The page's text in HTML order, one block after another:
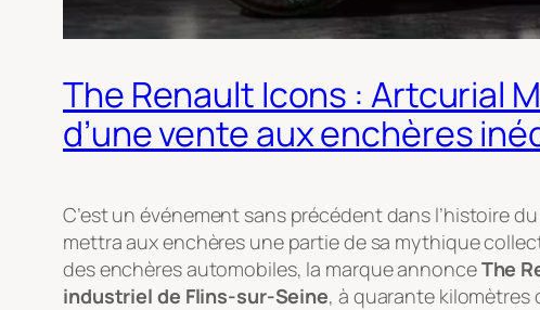
The Renault Icons : Artcurial
d’une vente aux enchères
C’est un événement sans précédent dans l’histoire
mettra aux enchères une partie de sa mythique
des enchères automobiles, la marque annonceThe
industriel de Flins-sur-Seine, à quarante kilomètres